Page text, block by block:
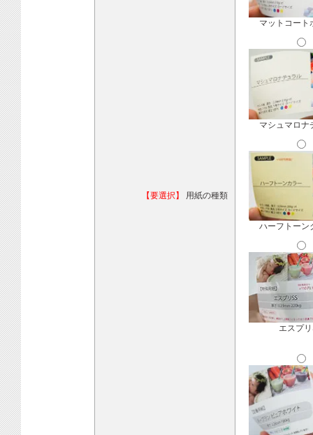
【要選択】 用紙の種類
マットコート
マシュマロナ
ハーフトーン
エスプ